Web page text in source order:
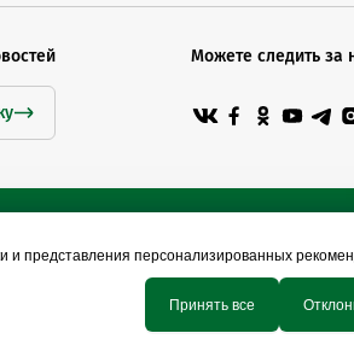
Можете следить за
Сайт
и представления персонализированных
Принять все